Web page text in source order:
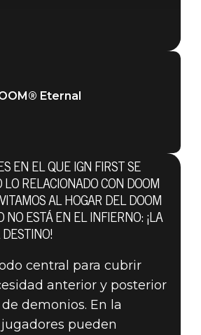
2020
Eternal
EN EL QUE IGN FIRST SE
LO RELACIONADO CON DOOM
AL HOGAR DEL DOOM
NO ESTÁ EN EL INFIERNO: ¡LA
central para cubrir
anterior y posterior
demonios. En la
pueden